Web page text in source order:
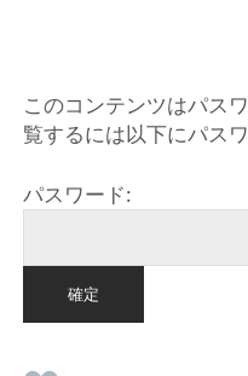
このコンテンツはパス
覧するには以下にパス
パスワード: